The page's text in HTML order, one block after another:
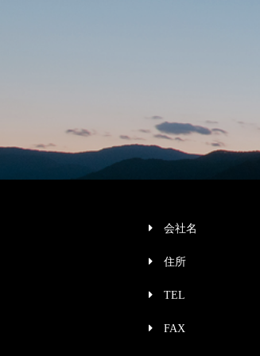
会社名
住所
TEL
FAX